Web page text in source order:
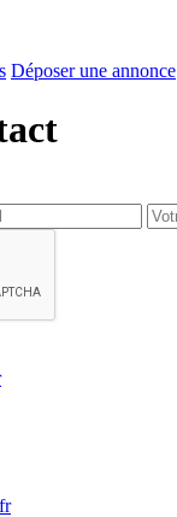
Déposer une annonce